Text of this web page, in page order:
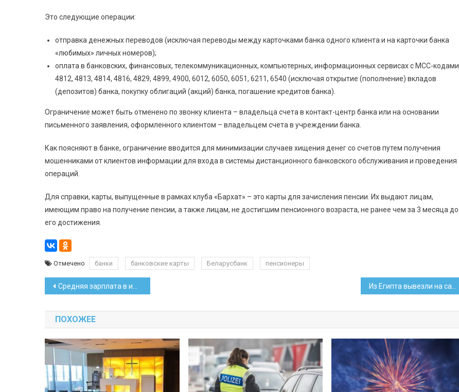
Это следующие операции:
отправка денежных переводов (исключая переводы между карточками банка одного клиента и на карточки банка
«любимых» личных номеров);
оплата в банковских, финансовых, телекоммуникационных, компьютерных, информационных сервисах с МСС-кодами
4812, 4813, 4814, 4816, 4829, 4899, 4900, 6012, 6050, 6051, 6211, 6540 (исключая открытие (пополнение) вкладов
(депозитов) банка, покупку облигаций (акций) банка, погашение кредитов банка).
Ограничение может быть отменено по звонку клиента – владельца счета в контакт-центр банка или на основании
письменного заявления, оформленного клиентом – владельцем счета в учреждении банка.
Как поясняют в банке, ограничение вводится для минимизации случаев хищения денег со счетов путем получения
мошенниками от клиентов информации для входа в системы дистанционного банковского обслуживания и проведения
операций.
Для справки, карты, выпущенные в рамках клуба «Бархат» – это карты для зачисления пенсии. Их выдают лицам,
имеющим право на получение пенсии, а также лицам, не достигшим пенсионного возраста, не ранее чем за 3 месяца до
его достижения.
Отмечено банки банковские карты Беларусбанк пенсионеры
Навигация
по
записям
Средняя зарплата в июле выросла на 38,3 рубля Из Египта вывезли на самолете пострадавшего белоруса
ПОХОЖЕЕ